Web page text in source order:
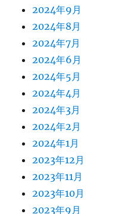
2024年9月
2024年8月
2024年7月
2024年6月
2024年5月
2024年4月
2024年3月
2024年2月
2024年1月
2023年12月
2023年11月
2023年10月
2023年9月